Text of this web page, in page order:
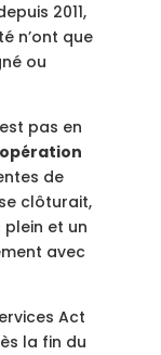
2011,
n’ont que
ou
pas en
de
clôturait,
et un
avec
Act
la fin du